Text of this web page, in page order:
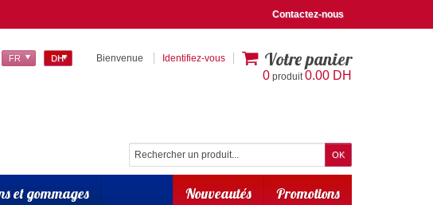
Contactez-nous
Bienvenue Identifiez-vous Votre panier
0 produit0.00 DH
DH
FR
Promotions
Nouveautés
et gommages